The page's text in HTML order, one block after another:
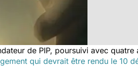
de PIP, poursuivi avec quatre
qui devrait être rendu le 10